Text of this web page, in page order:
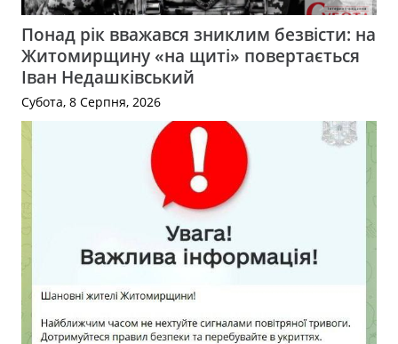
Понад рік вважався зниклим безвісти: на
Житомирщину «на щиті» повертається
Іван Недашківський
Субота, 8 Серпня, 2026